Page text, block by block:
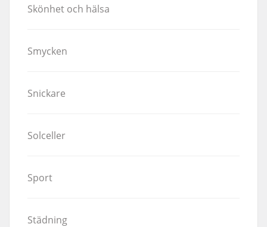
Skönhet och hälsa
Smycken
Snickare
Solceller
Sport
Städning